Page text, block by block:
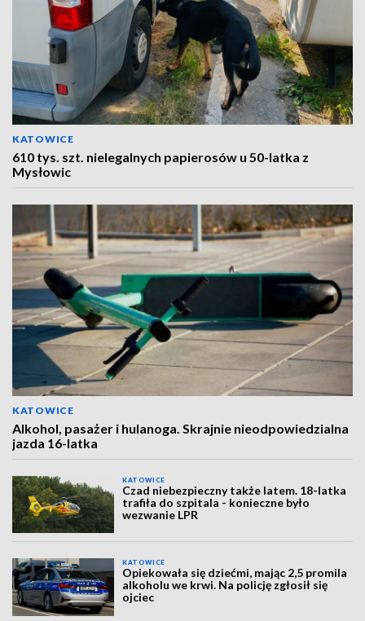
KATOWICE
610 tys. szt. nielegalnych papierosów u 50-latka z
Mysłowic
KATOWICE
Alkohol, pasażer i hulanoga. Skrajnie nieodpowiedzialna
jazda 16-latka
KATOWICE
Czad niebezpieczny także latem. 18-latka
trafiła do szpitala - konieczne było
wezwanie LPR
KATOWICE
Opiekowała się dziećmi, mając 2,5 promila
alkoholu we krwi. Na policję zgłosił się
ojciec